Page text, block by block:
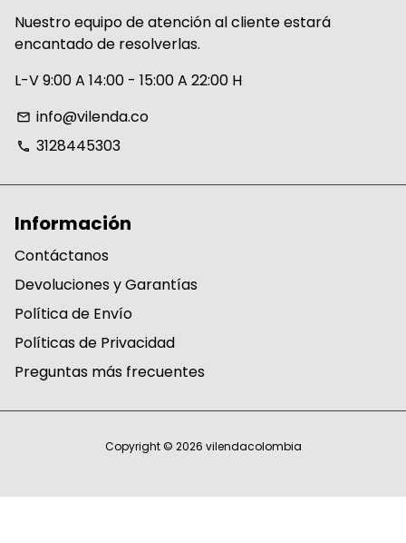
Nuestro equipo de atención al cliente estará
encantado de resolverlas.
L-V 9:00 A 14:00 - 15:00 A 22:00 H
email info@vilenda.co
phone 3128445303
Información
Contáctanos
Devoluciones y Garantías
Política de Envío
Políticas de Privacidad
Preguntas más frecuentes
Copyright © 2026 vilendacolombia